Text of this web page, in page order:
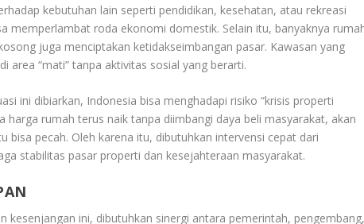
kebutuhan lain seperti pendidikan, kesehatan, atau rekreasi
memperlambat roda ekonomi domestik. Selain itu, banyaknya
juga menciptakan ketidakseimbangan pasar. Kawasan yang
area “mati” tanpa aktivitas sosial yang berarti.
ini dibiarkan, Indonesia bisa menghadapi risiko “krisis properti
harga rumah terus naik tanpa diimbangi daya beli masyarakat, akan
pecah. Oleh karena itu, dibutuhkan intervensi cepat dari
stabilitas pasar properti dan kesejahteraan masyarakat.
kesenjangan ini, dibutuhkan sinergi antara pemerintah,